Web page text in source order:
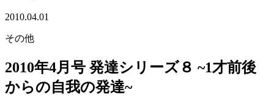
2010.04.01
その他
2010年4月号 発達シリーズ８ ~1才前後
からの自我の発達~